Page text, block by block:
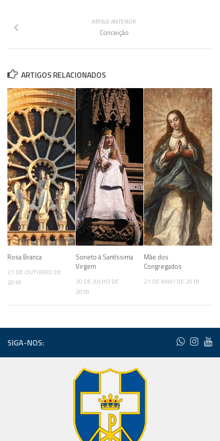
ARTIGO ANTERIOR
Conceição
ARTIGOS RELACIONADOS
Rosa Branca
21 DE OUTUBRO DE
2018
Soneto à Santíssima
Virgem
20 DE JULHO DE
2018
Mãe dos
Congregados
21 DE MAIO DE 2018
SIGA-NOS: